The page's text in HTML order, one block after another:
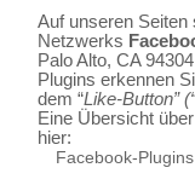
Auf unseren
Netzwerks
Palo Alto, CA
Plugins erkennen
dem “Like-Button”
Eine Übersicht
hier:
Facebook-Plugins